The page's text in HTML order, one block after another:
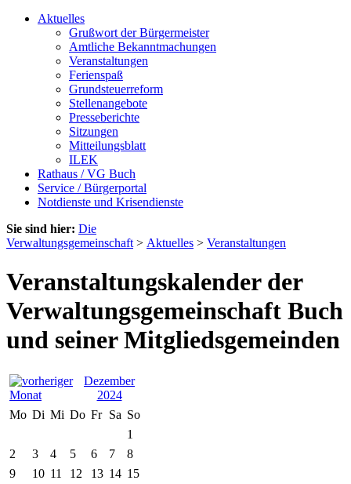
Aktuelles
Grußwort der Bürgermeister
Amtliche Bekanntmachungen
Veranstaltungen
Ferienspaß
Grundsteuerreform
Stellenangebote
Presseberichte
Sitzungen
Mitteilungsblatt
ILEK
Rathaus / VG Buch
Service / Bürgerportal
Notdienste und Krisendienste
Sie sind hier: Die
Verwaltungsgemeinschaft > Aktuelles > Veranstaltungen
Veranstaltungskalender der
Verwaltungsgemeinschaft Buch
und seiner Mitgliedsgemeinden
Dezember
2024
Mo Di Mi Do Fr Sa So
1
2
3 4 5 6 7
8
9
10 11 12 13 14 15